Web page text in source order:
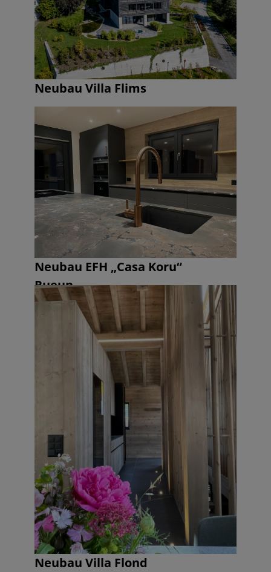
Neubau Villa Flims
Neubau EFH „Casa Koru“
Rueun
Neubau Villa Flond